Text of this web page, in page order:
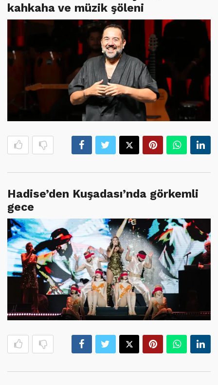
kahkaha ve müzik şöleni
Hadise’den Kuşadası’nda görkemli
gece